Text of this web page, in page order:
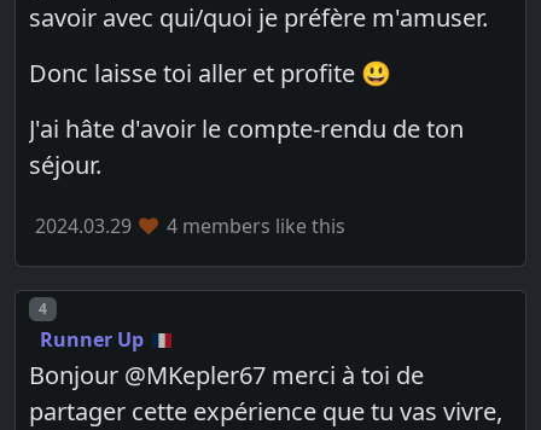
savoir avec qui/quoi je préfère m'amuser.
Donc laisse toi aller et profite 😃
J'ai hâte d'avoir le compte-rendu de ton
séjour.
2024.03.29 4 members like this
Post number
4
Runner Up
Bonjour @MKepler67 merci à toi de
partager cette expérience que tu vas vivre,